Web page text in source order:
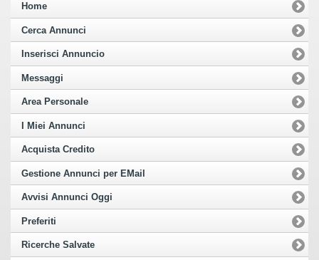
Home
Cerca Annunci
Inserisci Annuncio
Messaggi
Area Personale
I Miei Annunci
Acquista Credito
Gestione Annunci per EMail
Avvisi Annunci Oggi
Preferiti
Ricerche Salvate